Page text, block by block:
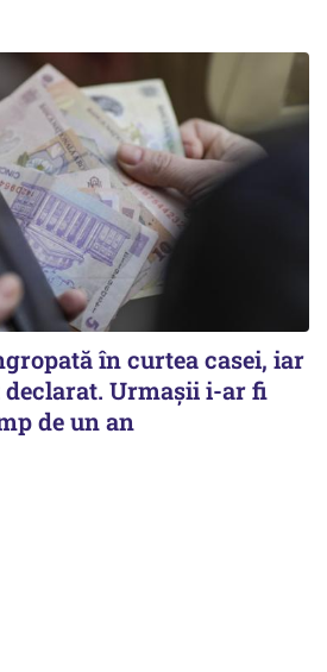
în curtea casei, iar
declarat. Urmașii i-ar fi
de un an